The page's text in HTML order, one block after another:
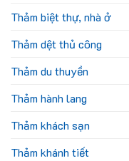
Thảm biệt thự, nhà ở
Thảm dệt thủ công
Thảm du thuyền
Thảm hành lang
Thảm khách sạn
Thảm khánh tiết